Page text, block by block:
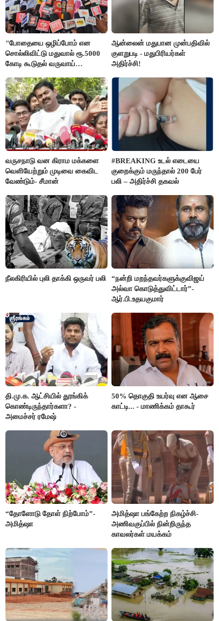
"போதையை ஒழிப்போம் என
சொல்லிவிட்டு மதுவால் ரூ.5000
கோடி கூடுதல் வருவாய்
மார்க்கண்டேயன்
ஆன்லைன் மதுபான முன்பதிவில்
குளறுபடி - மதுபிரியர்கள்
அதிர்ச்சி!
வருசநாடு வன கிராம மக்களை
வெளியேற்றும் முடிவை கைவிட
வேண்டும்- சீமான்
#BREAKING உடல் எடையை
குறைக்கும் மருந்தால் 200 பேர்
பலி – அதிர்ச்சி தகவல்
நீலகிரியில் புலி தாக்கி ஒருவர் பலி
“நன்றி மறந்தவர்களுக்குவிஜய்
அல்வா கொடுத்துவிட்டார்”-
ஆர்.பி.உதயகுமார்
தி.மு.க. ஆட்சியில் தூங்கிக்
கொண்டிருந்தார்களா? -
அமைச்சர் ரமேஷ்
50% தொகுதி உயர்வு என ஆசை
காட்டி... - மாணிக்கம் தாகூர்
“தோளோடு தோள் நிற்போம்”-
அமித்ஷா
அமித்ஷா பங்கேற்ற நிகழ்ச்சி-
அணிவகுப்பில் நின்றிருந்த
காவலர்கள் மயக்கம்